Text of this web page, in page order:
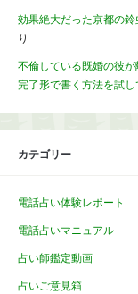
効果絶大だった京都の
り
不倫している既婚の彼
完了形で書く方法を試し
カテゴリー
電話占い体験レポート
電話占いマニュアル
占い師鑑定動画
占いご意見箱